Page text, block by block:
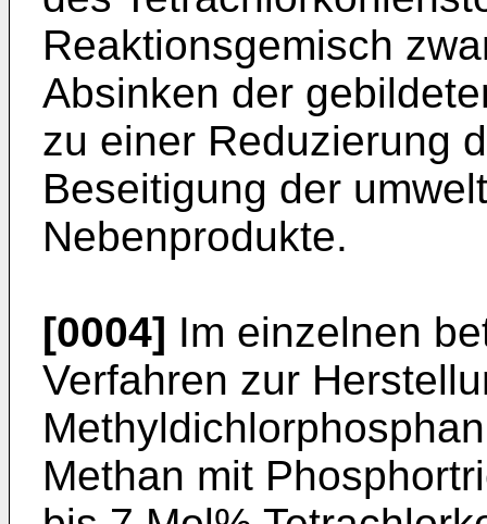
Reaktionsgemisch
Absinken der
zu einer Reduzierung
Beseitigung der
Nebenprodukte.
[0004] Im einzelnen
Verfahren zur
Methan mit